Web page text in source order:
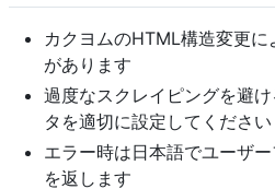
カクヨムのHTML構造変更
があります
過度なスクレイピングを避け
タを適切に設定してください
エラー時は日本語でユーザ
を返します